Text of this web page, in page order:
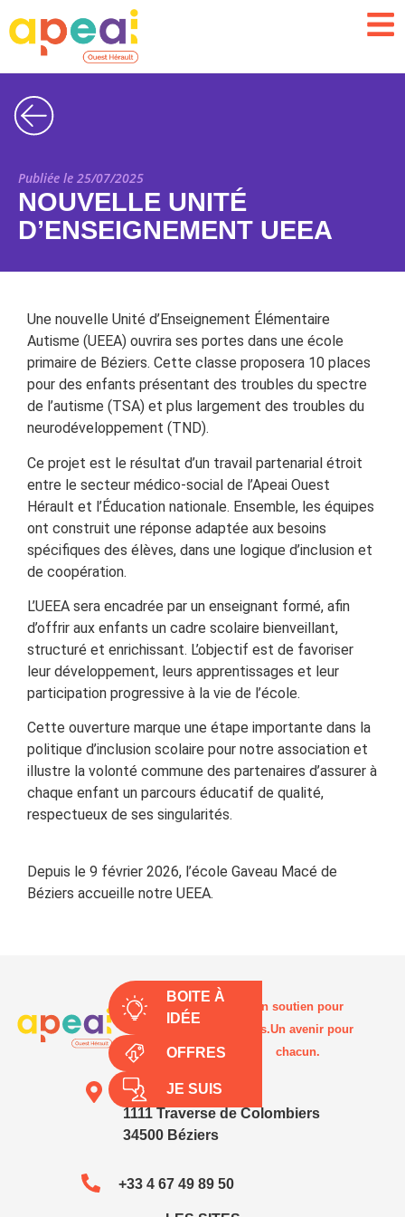
BOITE À
IDÉE
OFFRES
JE SUIS
Publiée le 25/07/2025
NOUVELLE UNITÉ
D’ENSEIGNEMENT UEEA
Une nouvelle Unité d’Enseignement Élémentaire
Autisme (UEEA) ouvrira ses portes dans une école
primaire de Béziers. Cette classe proposera 10 places
pour des enfants présentant des troubles du spectre
de l’autisme (TSA) et plus largement des troubles du
neurodéveloppement (TND).
Ce projet est le résultat d’un travail partenarial étroit
entre le secteur médico-social de l’Apeai Ouest
Hérault et l’Éducation nationale. Ensemble, les équipes
ont construit une réponse adaptée aux besoins
spécifiques des élèves, dans une logique d’inclusion et
de coopération.
L’UEEA sera encadrée par un enseignant formé, afin
d’offrir aux enfants un cadre scolaire bienveillant,
structuré et enrichissant. L’objectif est de favoriser
leur développement, leurs apprentissages et leur
participation progressive à la vie de l’école.
Cette ouverture marque une étape importante dans la
politique d’inclusion scolaire pour notre association et
illustre la volonté commune des partenaires d’assurer à
chaque enfant un parcours éducatif de qualité,
respectueux de ses singularités.
Depuis le 9 février 2026, l’école Gaveau Macé de
Béziers accueille notre UEEA.
Un soutien pour
tous.Un avenir pour
chacun.
SIÈGE SOCIAL
1111 Traverse de Colombiers
34500 Béziers
+33 4 67 49 89 50